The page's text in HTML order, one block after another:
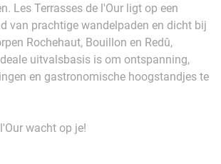
Les Terrasses de l'Our ligt op een
van prachtige wandelpaden en dicht bij
Rochehaut, Bouillon en Redû,
uitvalsbasis is om ontspanning,
en gastronomische hoogstandjes te
wacht op je!